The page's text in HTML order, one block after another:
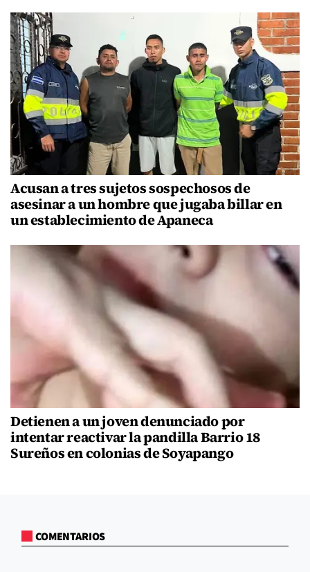
Acusan a tres sujetos sospechosos de
asesinar a un hombre que jugaba billar en
un establecimiento de Apaneca
Detienen a un joven denunciado por
intentar reactivar la pandilla Barrio 18
Sureños en colonias de Soyapango
COMENTARIOS